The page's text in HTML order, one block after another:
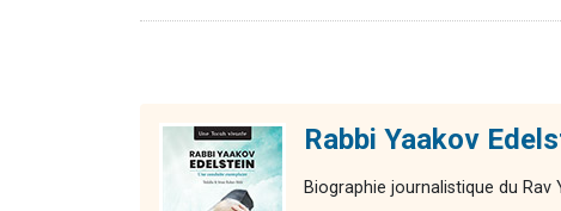
Rabbi Yaakov
Biographie journalistique du